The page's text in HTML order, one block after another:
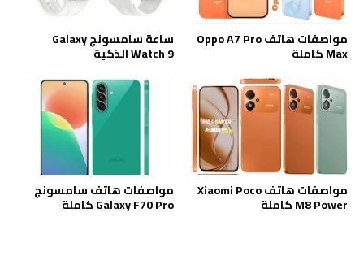
مواصفات هاتف Oppo A7 Pro
Max كاملة
ساعة سامسونج Galaxy
Watch 9 الذكية
مواصفات هاتف Xiaomi Poco
M8 Power كاملة
مواصفات هاتف سامسونج
Galaxy F70 Pro كاملة